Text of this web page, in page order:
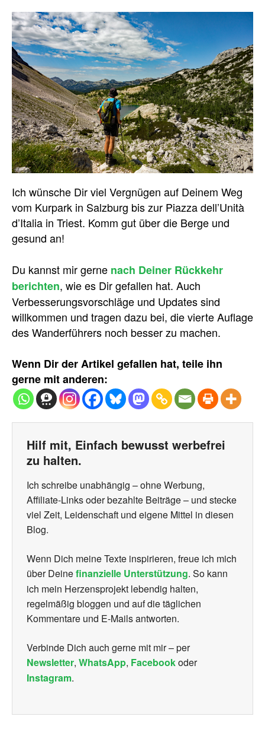
Ich wünsche Dir viel Vergnügen auf Deinem Weg
vom Kurpark in Salzburg bis zur Piazza dell’Unità
d’Italia in Triest. Komm gut über die Berge und
gesund an!
Du kannst mir gerne nach Deiner Rückkehr
berichten, wie es Dir gefallen hat. Auch
Verbesserungsvorschläge und Updates sind
willkommen und tragen dazu bei, die vierte Auflage
des Wanderführers noch besser zu machen.
Wenn Dir der Artikel gefallen hat, teile ihn
gerne mit anderen:
Hilf mit, Einfach bewusst werbefrei
zu halten.
Ich schreibe unabhängig – ohne Werbung,
Affiliate-Links oder bezahlte Beiträge – und stecke
viel Zeit, Leidenschaft und eigene Mittel in diesen
Blog.
Wenn Dich meine Texte inspirieren, freue ich mich
über Deinefinanzielle Unterstützung. So kann
ich mein Herzensprojekt lebendig halten,
regelmäßig bloggen und auf die täglichen
Kommentare und E-Mails antworten.
Verbinde Dich auch gerne mit mir – per
Newsletter, WhatsApp, Facebookoder
Instagram.